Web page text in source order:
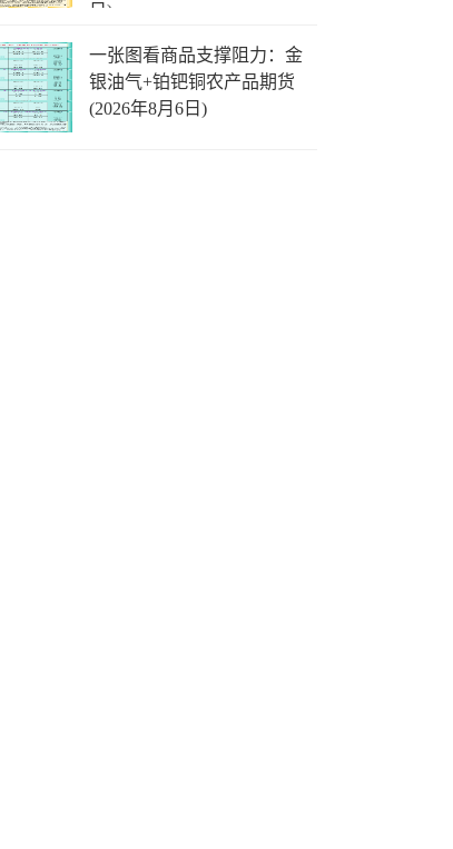
日)
一张图看商品支撑阻力：金
银油气+铂钯铜农产品期货
(2026年8月6日)